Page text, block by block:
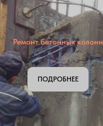
Ремонт бетонных колонн
ПОДРОБНЕЕ